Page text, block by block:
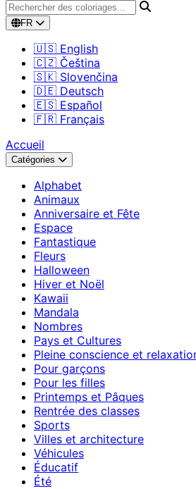
FR
🇺🇸 English
🇨🇿 Čeština
🇸🇰 Slovenčina
🇩🇪 Deutsch
🇪🇸 Español
🇫🇷 Français
Accueil
Catégories
Alphabet
Animaux
Anniversaire et Fête
Espace
Fantastique
Fleurs
Halloween
Hiver et Noël
Kawaii
Mandala
Nombres
Pays et Cultures
Pleine conscience et
Pour garçons
Pour les filles
Printemps et Pâques
Rentrée des classes
Sports
Villes et architecture
Véhicules
Éducatif
Été